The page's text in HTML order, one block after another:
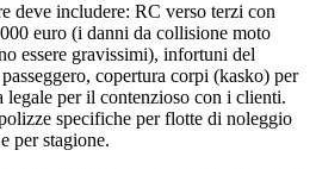
deve includere: RC verso terzi con
euro (i danni da collisione moto
essere gravissimi), infortuni del
copertura corpi (kasko) per
legale per il contenzioso con i clienti.
specifiche per flotte di noleggio
per stagione.